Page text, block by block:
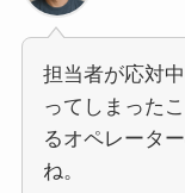
担当者が応対
ってしまった
るオペレータ
ね。